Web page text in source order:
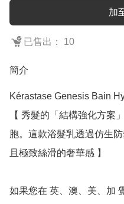
加
已售出： 10
簡介
Kérastase Genesis Bain
【 秀髮的「結構強化方案
胞。這款浴髮乳透過仿生
且極致絲滑的奢華感 】
如果您在 英、澳、美、加